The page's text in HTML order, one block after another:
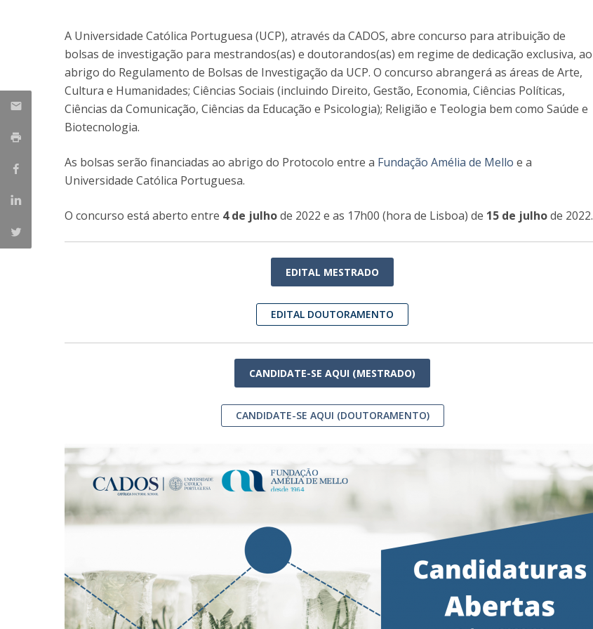
A Universidade Católica Portuguesa (UCP), através da CADOS, abre concurso para atribuição de
bolsas de investigação para mestrandos(as) e doutorandos(as) em regime de dedicação exclusiva, ao
abrigo do Regulamento de Bolsas de Investigação da UCP. O concurso abrangerá as áreas de Arte,
Cultura e Humanidades; Ciências Sociais (incluindo Direito, Gestão, Economia, Ciências Políticas,
Ciências da Comunicação, Ciências da Educação e Psicologia); Religião e Teologia bem como Saúde e
Biotecnologia.
As bolsas serão financiadas ao abrigo do Protocolo entre a Fundação Amélia de Mello e a
Universidade Católica Portuguesa.
O concurso está aberto entre 4 de julhode 2022 e as 17h00 (hora de Lisboa) de 15 de julhode 2022.
EDITAL MESTRADO
EDITAL DOUTORAMENTO
CANDIDATE-SE AQUI (MESTRADO)
CANDIDATE-SE AQUI (DOUTORAMENTO)